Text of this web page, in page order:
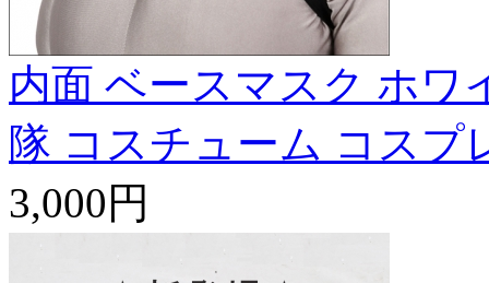
内面 ベースマスク ホワ
隊 コスチューム コスプ
3,000円